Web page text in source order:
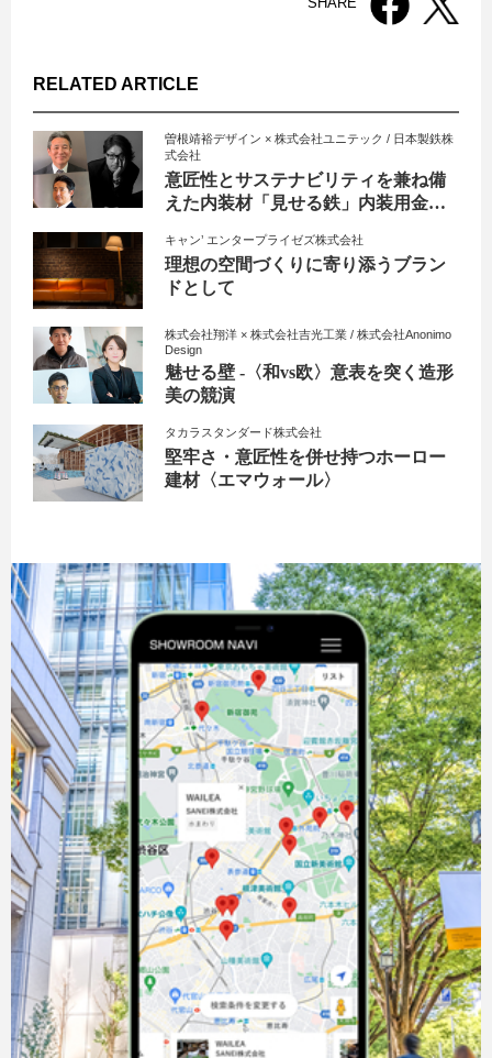
RELATED ARTICLE
曽根靖裕デザイン × 株式会社ユニテック / 日本製鉄株
式会社
意匠性とサステナビリティを兼ね備
えた内装材「見せる鉄」内装用金属
キャン’ エンタープライゼズ株式会社
理想の空間づくりに寄り添うブラン
ドとして
株式会社翔洋 × 株式会社吉光工業 / 株式会社Anonimo
Design
魅せる壁 -〈和vs欧〉意表を突く造形
美の競演
タカラスタンダード株式会社
堅牢さ・意匠性を併せ持つホーロー
建材〈エマウォール〉